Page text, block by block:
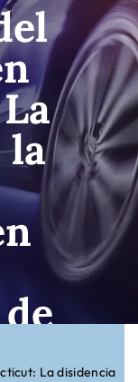
la
La disidencia